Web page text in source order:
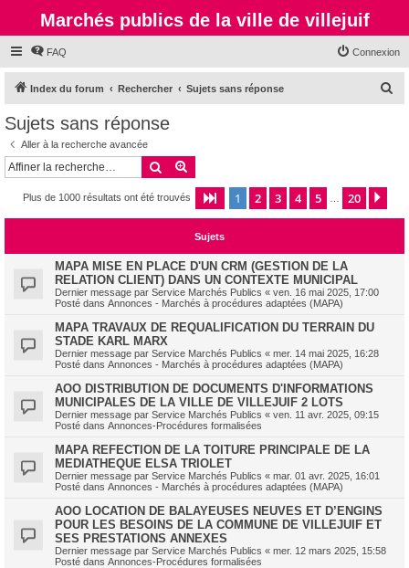
Marchés publics de la ville de villejuif
FAQ Connexion
Index du forum Rechercher Sujets sans réponse
c
Sujets sans réponse
Aller à la recherche avancée
Rechercher
Plus de 1000 résultats ont été trouvés Page 1sur20
1 2 3 4 5 20
Sujets
MAPA MISE EN PLACE D'UN CRM (GESTION DE LA
RELATION CLIENT) DANS UN CONTEXTE MUNICIPAL
Dernier message par Service Marchés Publics « ven. 16 mai 2025, 17:00
Posté dans Annonces - Marchés à procédures adaptées (MAPA)
MAPA TRAVAUX DE REQUALIFICATION DU TERRAIN DU
STADE KARL MARX
Dernier message par Service Marchés Publics « mer. 14 mai 2025, 16:28
Posté dans Annonces - Marchés à procédures adaptées (MAPA)
AOO DISTRIBUTION DE DOCUMENTS D'INFORMATIONS
MUNICIPALES DE LA VILLE DE VILLEJUIF 2 LOTS
Dernier message par Service Marchés Publics « ven. 11 avr. 2025, 09:15
Posté dans Annonces-Procédures formalisées
MAPA REFECTION DE LA TOITURE PRINCIPALE DE LA
MEDIATHEQUE ELSA TRIOLET
Dernier message par Service Marchés Publics « mar. 01 avr. 2025, 16:01
Posté dans Annonces - Marchés à procédures adaptées (MAPA)
AOO LOCATION DE BALAYEUSES NEUVES ET D’ENGINS
POUR LES BESOINS DE LA COMMUNE DE VILLEJUIF ET
SES PRESTATIONS ANNEXES
Dernier message par Service Marchés Publics « mer. 12 mars 2025, 15:58
Posté dans Annonces-Procédures formalisées